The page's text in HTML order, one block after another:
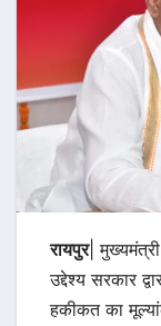
रायपुर|
उद्देश्य सरकार
हकीकत का